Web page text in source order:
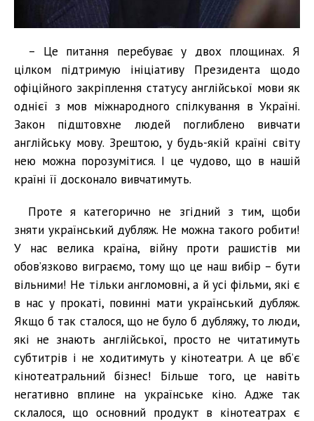
– Це питання перебуває у двох площинах. Я
цілком підтримую ініціативу Президента щодо
офіційного закріплення статусу англійської мови як
однієї з мов міжнародного спілкування в Україні.
Закон підштовхне людей поглиблено вивчати
англійську мову. Зрештою, у будь-якій країні світу
нею можна порозумітися. І це чудово, що в нашій
країні її досконало вивчатимуть.
Проте я категорично не згідний з тим, щоби
зняти український дубляж. Не можна такого робити!
У нас велика країна, війну проти рашистів ми
обов’язково виграємо, тому що це наш вибір – бути
вільними! Не тільки англомовні, а й усі фільми, які є
в нас у прокаті, повинні мати український дубляж.
Якщо б так сталося, що не було б дубляжу, то люди,
які не знають англійської, просто не читатимуть
субтитрів і не ходитимуть у кінотеатри. А це вб’є
кінотеатральний бізнес! Більше того, це навіть
негативно вплине на українське кіно. Адже так
склалося, що основний продукт в кінотеатрах є